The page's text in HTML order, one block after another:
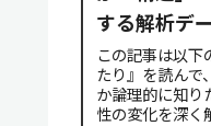
する解析デ
この記事は以下
たり』を読んで
か論理的に知り
性の変化を深く